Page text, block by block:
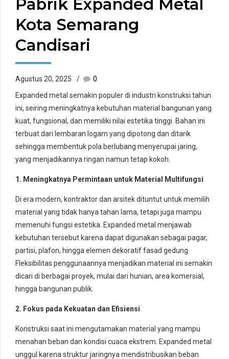
Pabrik Expanded Metal
Kota Semarang
Candisari
Agustus 20, 2025
0
Expanded metal semakin populer di industri konstruksi tahun
ini, seiring meningkatnya kebutuhan material bangunan yang
kuat, fungsional, dan memiliki nilai estetika tinggi. Bahan ini
terbuat dari lembaran logam yang dipotong dan ditarik
sehingga membentuk pola berlubang menyerupai jaring,
yang menjadikannya ringan namun tetap kokoh.
1. Meningkatnya Permintaan untuk Material Multifungsi
Di era modern, kontraktor dan arsitek dituntut untuk memilih
material yang tidak hanya tahan lama, tetapi juga mampu
memenuhi fungsi estetika. Expanded metal menjawab
kebutuhan tersebut karena dapat digunakan sebagai pagar,
partisi, plafon, hingga elemen dekoratif fasad gedung.
Fleksibilitas penggunaannya menjadikan material ini semakin
dicari di berbagai proyek, mulai dari hunian, area komersial,
hingga bangunan publik.
2. Fokus pada Kekuatan dan Efisiensi
Konstruksi saat ini mengutamakan material yang mampu
menahan beban dan kondisi cuaca ekstrem. Expanded metal
unggul karena struktur jaringnya mendistribusikan beban